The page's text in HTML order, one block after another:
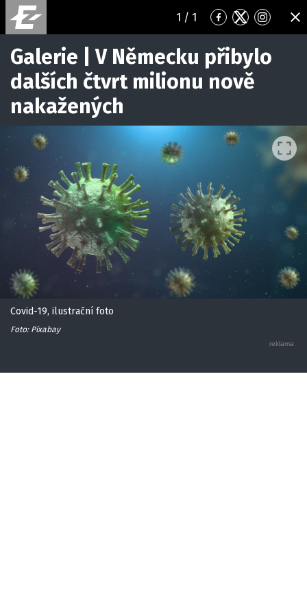
1 / 1
Přejít
na
Facebook
Přejít
na
Twitter
Přejít
na
Galerie | V Německu přibylo
dalších čtvrt milionu nově
nakažených
Covid-19, ilustrační foto
Foto: Pixabay